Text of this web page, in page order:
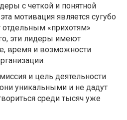
с четкой и понятной
мотивация является сугубо
отдельным «прихотям»
эти лидеры имеют
время и возможности
и цель деятельности
уникальными и не дадут
среди тысяч уже